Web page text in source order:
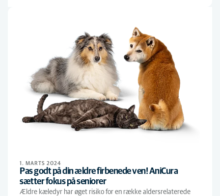
1. MARTS 2024
Pas godt på din ældre firbenede ven! AniCura
sætter fokus på seniorer
Ældre kæledyr har øget risiko for en række aldersrelaterede